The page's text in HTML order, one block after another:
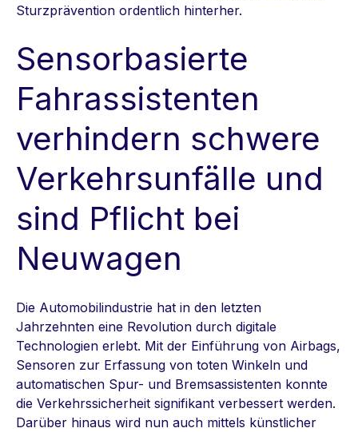
Sturzprävention ordentlich hinterher.
Sensorbasierte
Fahrassistenten
verhindern schwere
Verkehrsunfälle und
sind Pflicht bei
Neuwagen
Die Automobilindustrie hat in den letzten
Jahrzehnten eine Revolution durch digitale
Technologien erlebt. Mit der Einführung von Airbags,
Sensoren zur Erfassung von toten Winkeln und
automatischen Spur- und Bremsassistenten konnte
die Verkehrssicherheit signifikant verbessert werden.
Darüber hinaus wird nun auch mittels künstlicher